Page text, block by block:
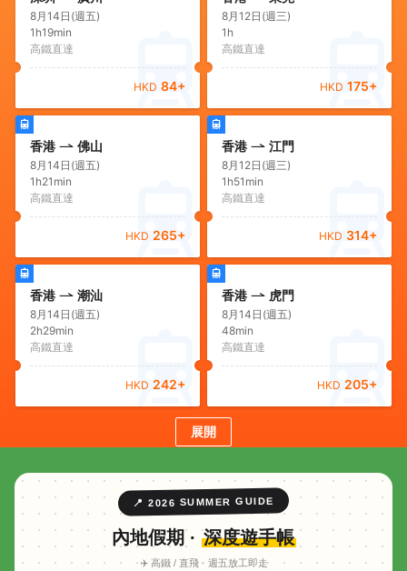
8月14日(週五)
1h19min
高鐵直達
HKD 84+
8月12日(週三)
1h
高鐵直達
HKD 175+
香港 佛山
8月14日(週五)
1h21min
高鐵直達
HKD 265+
香港 江門
8月12日(週三)
1h51min
高鐵直達
HKD 314+
香港 潮汕
8月14日(週五)
2h29min
高鐵直達
HKD 242+
香港 虎門
8月14日(週五)
48min
高鐵直達
HKD 205+
展開
📍 2026 SUMMER GUIDE
內地假期 · 深度遊手帳
✈️ 高鐵 / 直飛 · 週五放工即走